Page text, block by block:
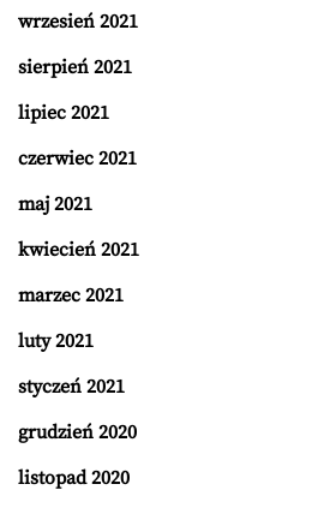
wrzesień 2021
sierpień 2021
lipiec 2021
czerwiec 2021
maj 2021
kwiecień 2021
marzec 2021
luty 2021
styczeń 2021
grudzień 2020
listopad 2020